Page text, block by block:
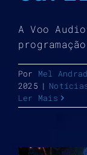
A Voo
Por Mel
2025 |
Ler Mais